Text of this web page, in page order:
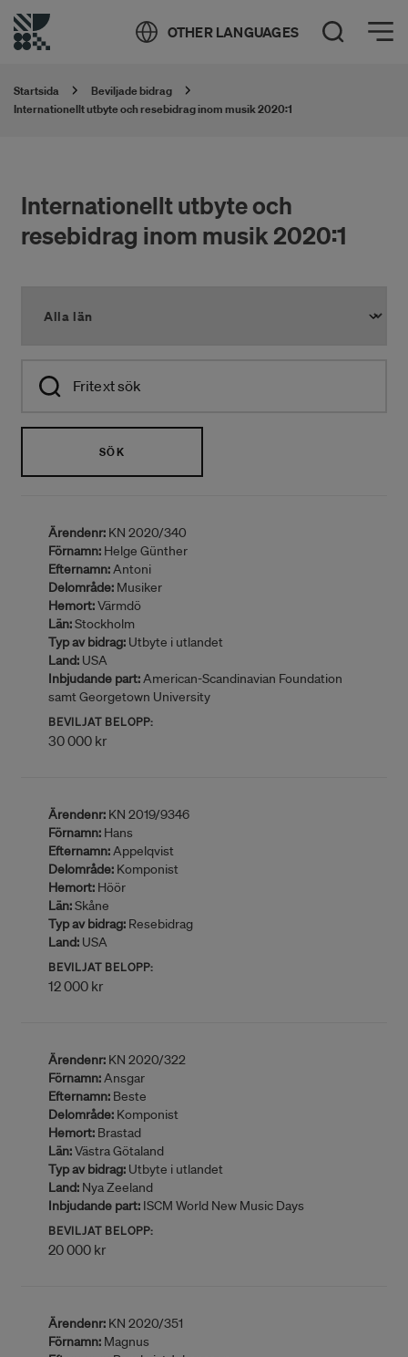
OTHER LANGUAGES Öppna sök
Öppna meny
Startsida
Beviljade bidrag
Internationellt utbyte och resebidrag inom musik 2020:1
Internationellt utbyte och
resebidrag inom musik 2020:1
SÖK
Ärendenr: KN 2020/340
Förnamn: Helge Günther
Efternamn:Antoni
Delområde: Musiker
Hemort:Värmdö
Län:Stockholm
Typ av bidrag: Utbyte i utlandet
Land: USA
Inbjudande part:American-Scandinavian Foundation
samt Georgetown University
BEVILJAT BELOPP:
30 000 kr
Ärendenr: KN 2019/9346
Förnamn: Hans
Efternamn:Appelqvist
Delområde: Komponist
Hemort: Höör
Län:Skåne
Typ av bidrag: Resebidrag
Land: USA
BEVILJAT BELOPP:
12 000 kr
Ärendenr: KN 2020/322
Förnamn:Ansgar
Efternamn: Beste
Delområde: Komponist
Hemort: Brastad
Län:Västra Götaland
Typ av bidrag: Utbyte i utlandet
Land: Nya Zeeland
Inbjudande part: ISCM World New Music Days
BEVILJAT BELOPP:
20 000 kr
Ärendenr: KN 2020/351
Förnamn: Magnus